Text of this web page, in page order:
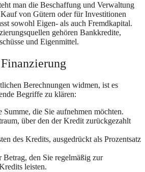
man die Beschaffung und Verwaltung
von Gütern oder für Investitionen
sowohl Eigen- als auch Fremdkapital.
gehören Bankkredite,
und Eigenmittel.
Berechnungen widmen, ist es
Begriffe zu klären:
Summe, die Sie aufnehmen möchten.
über den der Kredit zurückgezahlt
des Kredits, ausgedrückt als Prozentsatz
Betrag, den Sie regelmäßig zur
leisten.